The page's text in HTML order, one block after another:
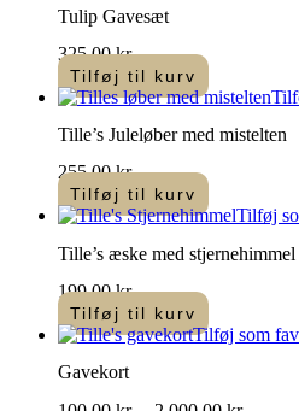
Tulip Gavesæt
325,00kr.
Tilføj til kurv
Tille’s Juleløber med mistelten
255,00kr.
Tilføj til kurv
Tilføj
Tille’s æske med stjernehimmel
199,00kr.
Tilføj til kurv
Tilføj som
Gavekort